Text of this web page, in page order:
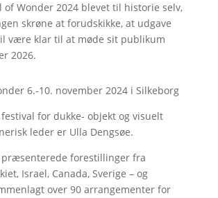
of Wonder 2024 blevet til historie selv,
skrøne at forudskikke, at udgave
være klar til at møde sit publikum
2026.
6.-10. november 2024 i Silkeborg
for dukke- objekt og visuelt
leder er Ulla Dengsøe.
forestillinger fra
Israel, Canada, Sverige – og
over 90 arrangementer for